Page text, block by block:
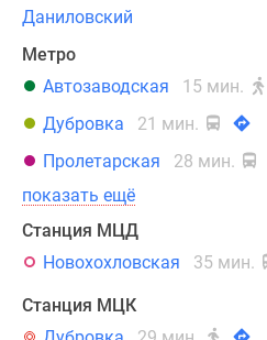
Даниловский
Метро
Автозаводская
15 мин.
Дубровка
21 мин.
Пролетарская
28 мин.
показать ещё
Станция МЦД
Новохохловская
35 мин.
Станция МЦК